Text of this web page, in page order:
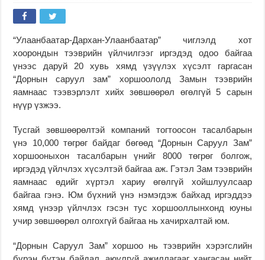
“Улаанбаатар-Дархан-Улаанбаатар” чиглэлд хот
хоорондын тээврийн үйлчилгээг иргэдэд одоо байгаа
үнээс даруй 20 хувь хямд үзүүлэх хүсэлт гаргасан
“Дорнын саруул зам” хоршоололд Замын тээврийн
яамнаас тээвэрлэлт хийх зөвшөөрөл өгөлгүй 5 сарын
нүүр үзжээ.
Тусгай зөвшөөрөлтэй компаний тогтоосон тасалбарын
үнэ 10,000 төгрөг байдаг бөгөөд “Дорнын Саруул Зам”
хоршооныхон тасалбарын үнийг 8000 төгрөг болгож,
иргэдэд үйлчлэх хүсэлтэй байгаа аж. Гэтэл Зам тээврийн
яамнаас өдийг хүртэл хариу өгөлгүй хойшлуулсаар
байгаа гэнэ. Юм бүхний үнэ нэмэгдэж байхад иргэддээ
хямд үнээр үйлчлэх гэсэн тус хоршооллынхонд юуны
учир зөвшөөрөл олгохгүй байгаа нь хачирхалтай юм.
“Дорнын Саруул Зам” хоршоо нь тээврийн хэрэгслийн